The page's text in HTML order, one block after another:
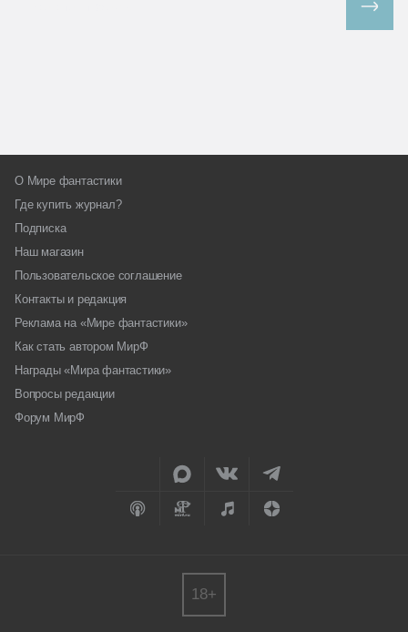
О Мире фантастики
Где купить журнал?
Подписка
Наш магазин
Пользовательское соглашение
Контакты и редакция
Реклама на «Мире фантастики»
Как стать автором МирФ
Награды «Мира фантастики»
Вопросы редакции
Форум МирФ
18+